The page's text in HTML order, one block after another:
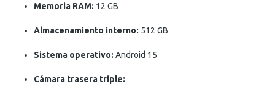
Memoria RAM: 12 GB
Almacenamiento interno: 512 GB
Sistema operativo: Android 15
Cámara trasera triple: